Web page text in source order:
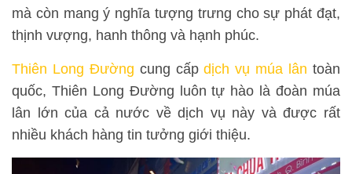
mà còn mang ý nghĩa tượng trưng cho sự phát đạt,
thịnh vượng, hanh thông và hạnh phúc.
Thiên Long Đường cung cấpdịch vụ múa lân toàn
quốc, Thiên Long Đường luôn tự hào là đoàn múa
lân lớn của cả nước về dịch vụ này và được rất
nhiều khách hàng tin tưởng giới thiệu.